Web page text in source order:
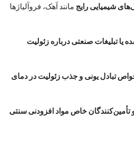
شیمیایی رایج مانند آهک، فروآلیاژها
یا تبلیغات صنعتی درباره زئولیت
تبادل یونی و جذب زئولیت در دمای
تأمین‌کنندگان خاص مواد افزودنی سنتی